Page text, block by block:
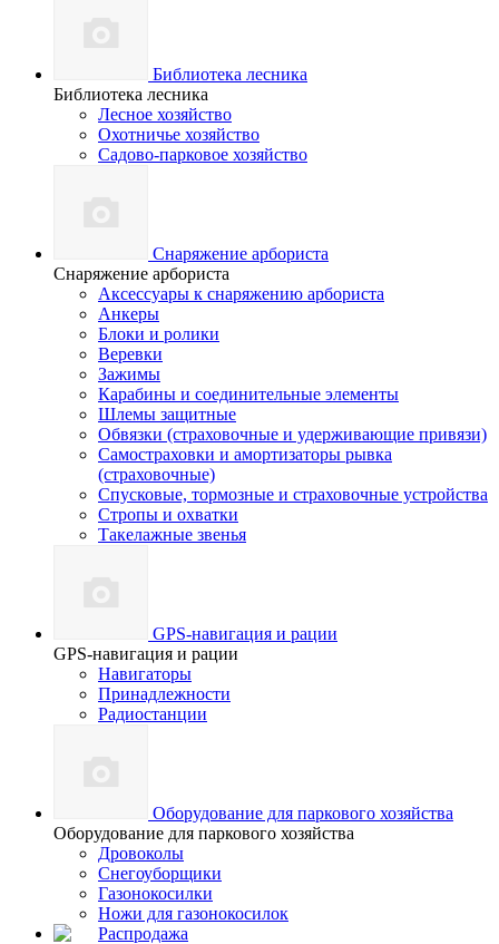
Библиотека лесника
Библиотека лесника
Лесное хозяйство
Охотничье хозяйство
Садово-парковое хозяйство
Снаряжение арбориста
Снаряжение арбориста
Аксессуары к снаряжению арбориста
Анкеры
Блоки и ролики
Веревки
Зажимы
Карабины и соединительные элементы
Шлемы защитные
Обвязки (страховочные и удерживающие привязи)
Самостраховки и амортизаторы рывка
(страховочные)
Спусковые, тормозные и страховочные устройства
Стропы и охватки
Такелажные звенья
GPS-навигация и рации
GPS-навигация и рации
Навигаторы
Принадлежности
Радиостанции
Оборудование для паркового хозяйства
Оборудование для паркового хозяйства
Дровоколы
Снегоуборщики
Газонокосилки
Ножи для газонокосилок
Распродажа